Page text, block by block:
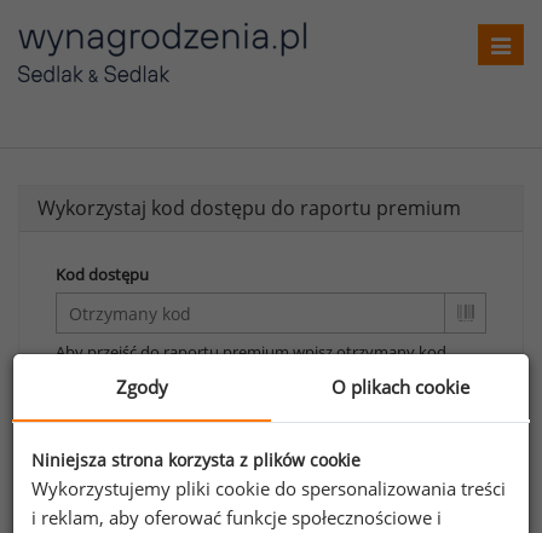
Wykorzystaj kod dostępu do raportu premium
Kod dostępu
Aby przejść do raportu premium wpisz otrzymany kod.
Wykorzystaj kod
Aby otrzymać darmowy kod dostępu weź udział
wOgólnopolskim Badaniu Wynagrodzeń.
Zgody O plikach cookie
Niniejsza strona korzysta z plików cookie
Wykorzystujemy pliki cookie do spersonalizowania treści
i reklam, aby oferować funkcje społecznościowe i